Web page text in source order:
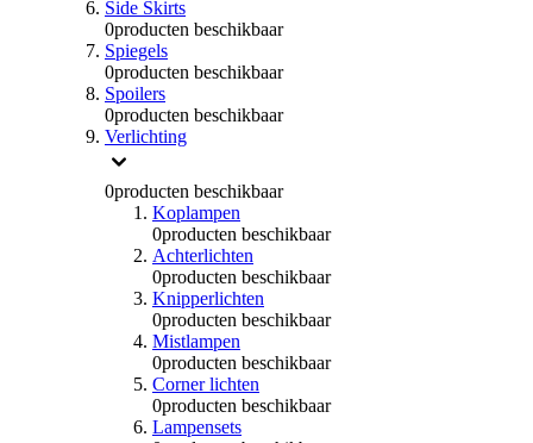
Side Skirts
0producten beschikbaar
Spiegels
0producten beschikbaar
Spoilers
0producten beschikbaar
Verlichting
0producten beschikbaar
Koplampen
0producten beschikbaar
Achterlichten
0producten beschikbaar
Knipperlichten
0producten beschikbaar
Mistlampen
0producten beschikbaar
Corner lichten
0producten beschikbaar
Lampensets